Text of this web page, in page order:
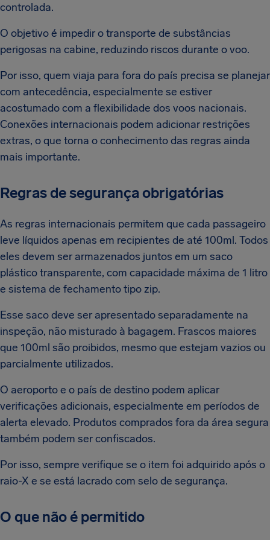
controlada.
O objetivo é impedir o transporte de substâncias
perigosas na cabine, reduzindo riscos durante o voo.
Por isso, quem viaja para fora do país precisa se planejar
com antecedência, especialmente se estiver
acostumado com a flexibilidade dos voos nacionais.
Conexões internacionais podem adicionar restrições
extras, o que torna o conhecimento das regras ainda
mais importante.
Regras de segurança obrigatórias
As regras internacionais permitem que cada passageiro
leve líquidos apenas em recipientes de até 100ml. Todos
eles devem ser armazenados juntos em um saco
plástico transparente, com capacidade máxima de 1 litro
e sistema de fechamento tipo zip.
Esse saco deve ser apresentado separadamente na
inspeção, não misturado à bagagem. Frascos maiores
que 100ml são proibidos, mesmo que estejam vazios ou
parcialmente utilizados.
O aeroporto e o país de destino podem aplicar
verificações adicionais, especialmente em períodos de
alerta elevado. Produtos comprados fora da área segura
também podem ser confiscados.
Por isso, sempre verifique se o item foi adquirido após o
raio-X e se está lacrado com selo de segurança.
O que não é permitido